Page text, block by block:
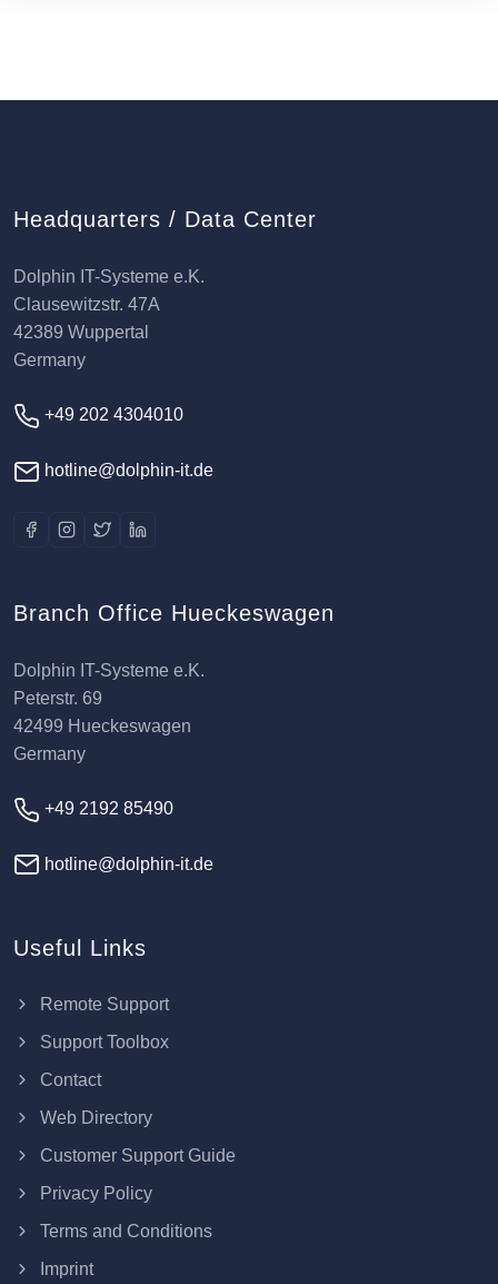
Headquarters / Data Center
Dolphin IT-Systeme e.K.
Clausewitzstr. 47A
42389 Wuppertal
Germany
+49 202 4304010
hotline@dolphin-it.de
Branch Office Hueckeswagen
Dolphin IT-Systeme e.K.
Peterstr. 69
42499 Hueckeswagen
Germany
+49 2192 85490
hotline@dolphin-it.de
Useful Links
Remote Support
Support Toolbox
Contact
Web Directory
Customer Support Guide
Privacy Policy
Terms and Conditions
Imprint